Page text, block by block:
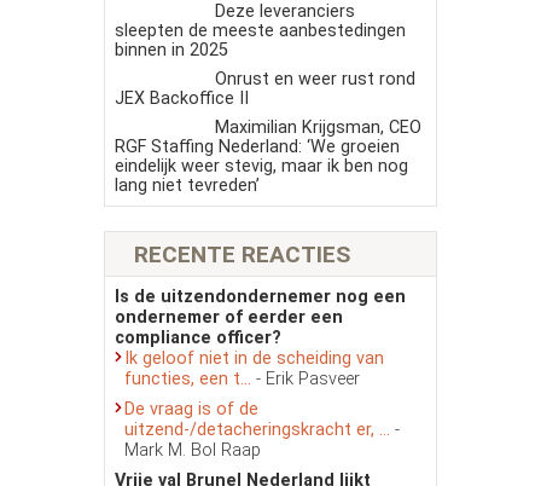
Deze leveranciers
sleepten de meeste aanbestedingen
binnen in 2025
Onrust en weer rust rond
JEX Backoffice II
Maximilian Krijgsman, CEO
RGF Staffing Nederland: ‘We groeien
eindelijk weer stevig, maar ik ben nog
lang niet tevreden’
RECENTE REACTIES
Is de uitzendondernemer nog een
ondernemer of eerder een
compliance officer?
Ik geloof niet in de scheiding van
functies, een t... - Erik Pasveer
De vraag is of de
uitzend-/detacheringskracht er, ... -
Mark M. Bol Raap
Vrije val Brunel Nederland lijkt